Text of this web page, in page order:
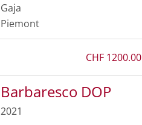
Gaja
Piemont
CHF 1200.00
Barbaresco DOP
2021